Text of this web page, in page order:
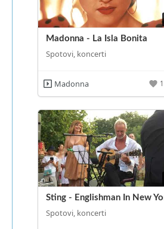
Madonna - La Isla Bonita
Spotovi, koncerti
Madonna
Sting - Englishman In New
Spotovi, koncerti